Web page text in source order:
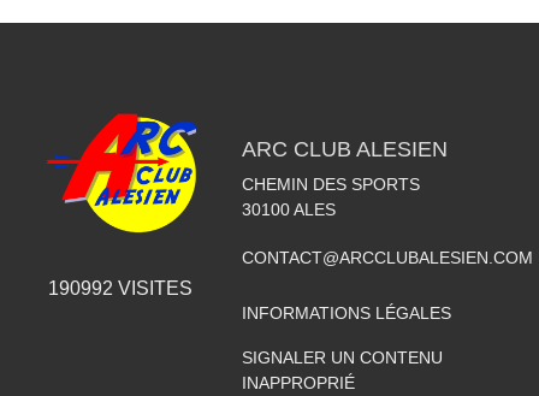
190992 VISITES
ARC CLUB ALESIEN
CHEMIN DES SPORTS
30100 ALES
CONTACT@ARCCLUBALESIEN.COM
INFORMATIONS LÉGALES
SIGNALER UN CONTENU
INAPPROPRIÉ